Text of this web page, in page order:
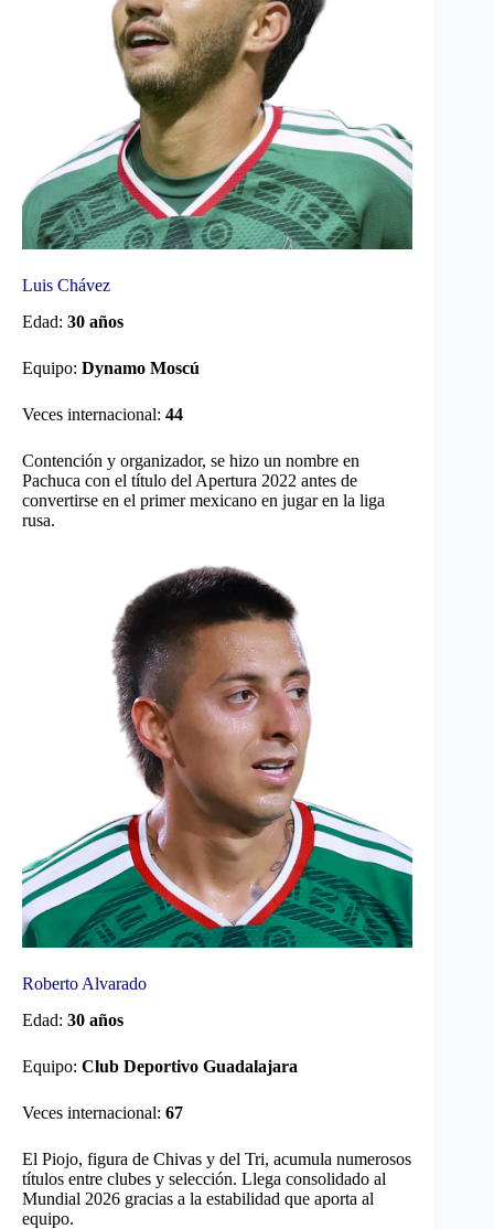
Luis Chávez
Edad: 30 años
Equipo: Dynamo Moscú
Veces internacional: 44
Contención y organizador, se hizo un nombre en
Pachuca con el título del Apertura 2022 antes de
convertirse en el primer mexicano en jugar en la liga
rusa.
Roberto Alvarado
Edad: 30 años
Equipo: Club Deportivo Guadalajara
Veces internacional: 67
El Piojo, figura de Chivas y del Tri, acumula numerosos
títulos entre clubes y selección. Llega consolidado al
Mundial 2026 gracias a la estabilidad que aporta al
equipo.